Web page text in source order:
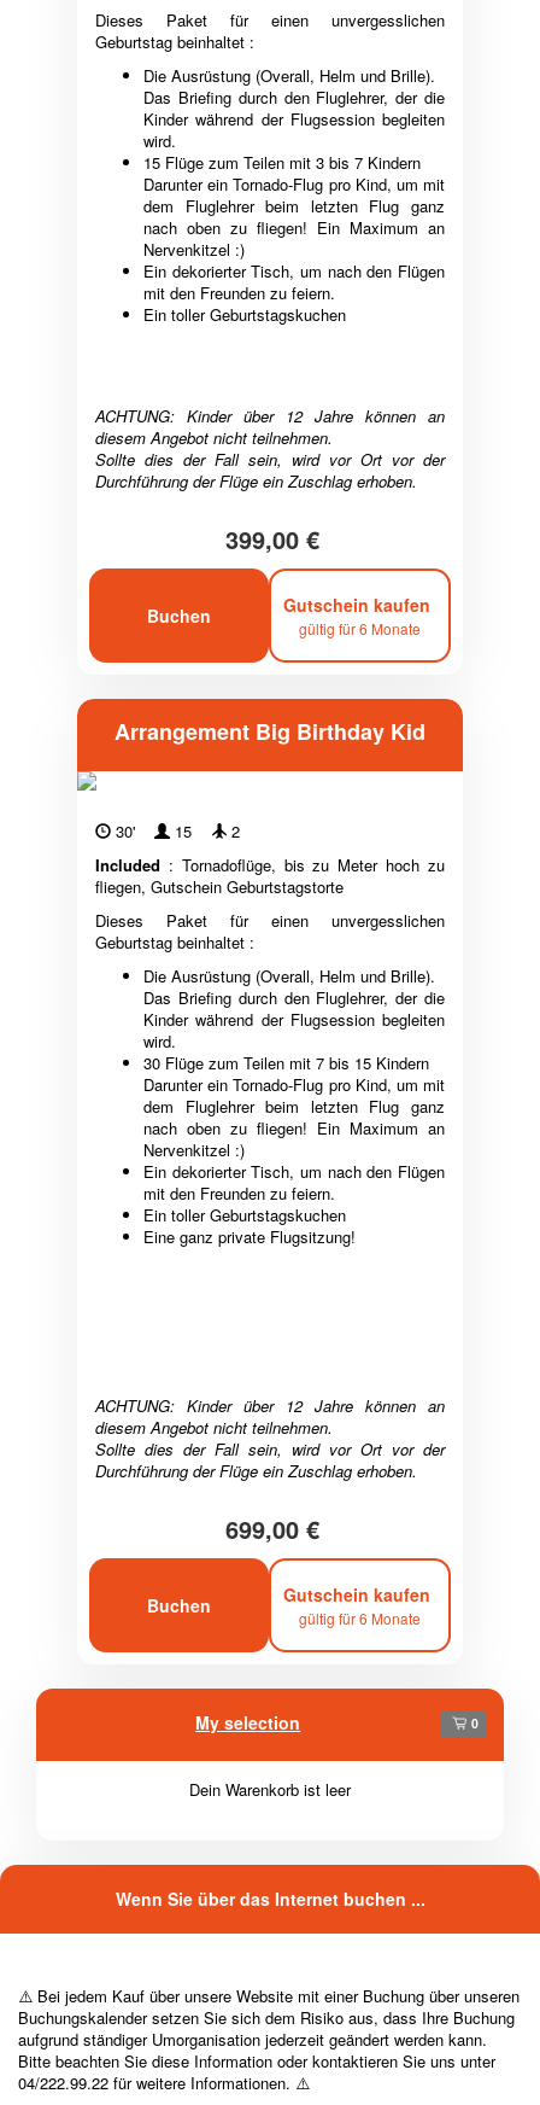
Dieses Paket für einen unvergesslichen
Geburtstag beinhaltet :
Die Ausrüstung (Overall, Helm und Brille).
Das Briefing durch den Fluglehrer, der die
Kinder während der Flugsession begleiten
wird.
15 Flüge zum Teilen mit 3 bis 7 Kindern
Darunter ein Tornado-Flug pro Kind, um mit
dem Fluglehrer beim letzten Flug ganz
nach oben zu fliegen! Ein Maximum an
Nervenkitzel :)
Ein dekorierter Tisch, um nach den Flügen
mit den Freunden zu feiern.
Ein toller Geburtstagskuchen
ACHTUNG: Kinder über 12 Jahre können an
diesem Angebot nicht teilnehmen.
Sollte dies der Fall sein, wird vor Ort vor der
Durchführung der Flüge ein Zuschlag erhoben.
399,00 €
Buchen Gutschein kaufen
gültig für 6 Monate
Arrangement Big Birthday Kid
30' 15
2
Included : Tornadoflüge, bis zu Meter hoch zu
fliegen, Gutschein Geburtstagstorte
Dieses Paket für einen unvergesslichen
Geburtstag beinhaltet :
Die Ausrüstung (Overall, Helm und Brille).
Das Briefing durch den Fluglehrer, der die
Kinder während der Flugsession begleiten
wird.
30 Flüge zum Teilen mit 7 bis 15 Kindern
Darunter ein Tornado-Flug pro Kind, um mit
dem Fluglehrer beim letzten Flug ganz
nach oben zu fliegen! Ein Maximum an
Nervenkitzel :)
Ein dekorierter Tisch, um nach den Flügen
mit den Freunden zu feiern.
Ein toller Geburtstagskuchen
Eine ganz private Flugsitzung!
ACHTUNG: Kinder über 12 Jahre können an
diesem Angebot nicht teilnehmen.
Sollte dies der Fall sein, wird vor Ort vor der
Durchführung der Flüge ein Zuschlag erhoben.
699,00 €
Buchen Gutschein kaufen
gültig für 6 Monate
My selection 0
Dein Warenkorb ist leer
Wenn Sie über das Internet buchen ...
⚠️ Bei jedem Kauf über unsere Website mit einer Buchung über unseren
Buchungskalender setzen Sie sich dem Risiko aus, dass Ihre Buchung
aufgrund ständiger Umorganisation jederzeit geändert werden kann.
Bitte beachten Sie diese Information oder kontaktieren Sie uns unter
04/222.99.22 für weitere Informationen. ⚠️